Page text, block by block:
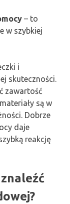
– to
w szybkiej
i
skuteczności.
zawartość
są w
Dobrze
daje
reakcję